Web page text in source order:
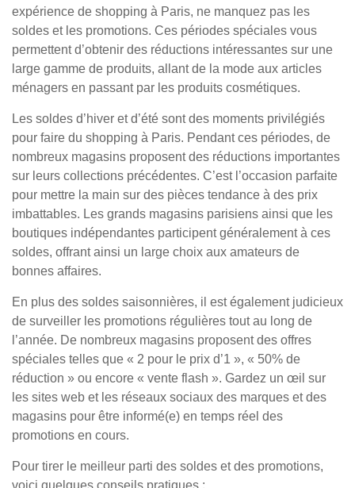
expérience de shopping à Paris, ne manquez pas les
soldes et les promotions. Ces périodes spéciales vous
permettent d’obtenir des réductions intéressantes sur une
large gamme de produits, allant de la mode aux articles
ménagers en passant par les produits cosmétiques.
Les soldes d’hiver et d’été sont des moments privilégiés
pour faire du shopping à Paris. Pendant ces périodes, de
nombreux magasins proposent des réductions importantes
sur leurs collections précédentes. C’est l’occasion parfaite
pour mettre la main sur des pièces tendance à des prix
imbattables. Les grands magasins parisiens ainsi que les
boutiques indépendantes participent généralement à ces
soldes, offrant ainsi un large choix aux amateurs de
bonnes affaires.
En plus des soldes saisonnières, il est également judicieux
de surveiller les promotions régulières tout au long de
l’année. De nombreux magasins proposent des offres
spéciales telles que « 2 pour le prix d’1 », « 50% de
réduction » ou encore « vente flash ». Gardez un œil sur
les sites web et les réseaux sociaux des marques et des
magasins pour être informé(e) en temps réel des
promotions en cours.
Pour tirer le meilleur parti des soldes et des promotions,
voici quelques conseils pratiques :